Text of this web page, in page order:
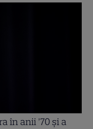
în anii ’70 și a